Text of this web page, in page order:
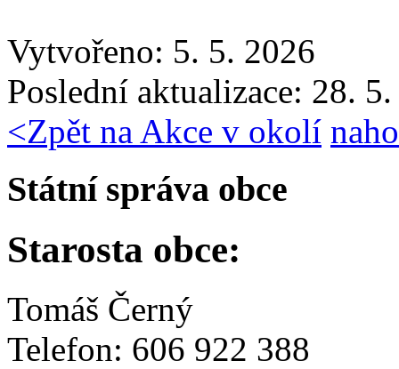
Vytvořeno: 5. 5. 2026
Poslední aktualizace: 28.
<Zpět na Akce v okolí
Státní správa obce
Starosta obce:
Tomáš Černý
Telefon: 606 922 388